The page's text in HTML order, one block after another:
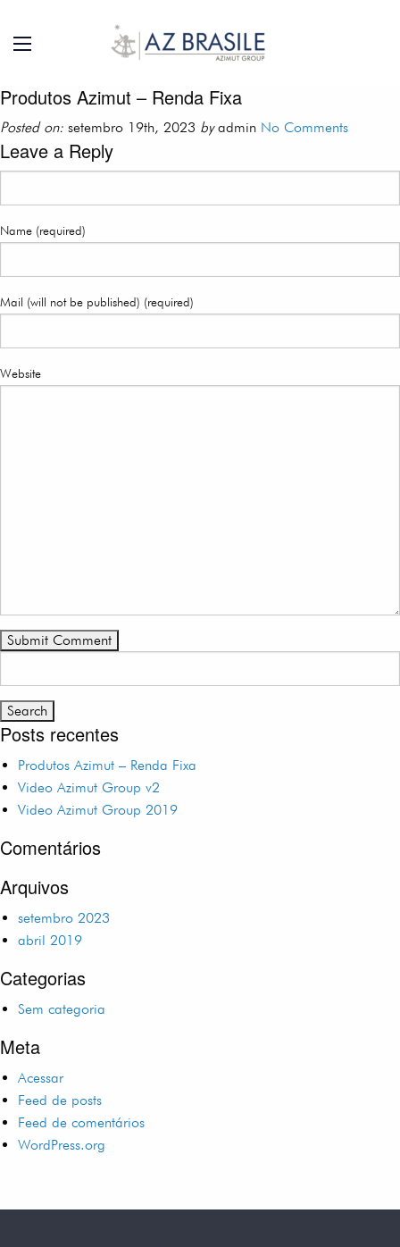
Produtos Azimut – Renda Fixa
Posted on: setembro 19th, 2023 byadmin No Comments
Leave a Reply
Name (required)
Mail (will not be published) (required)
Website
for:
Posts recentes
Produtos Azimut – Renda Fixa
Video Azimut Group v2
Video Azimut Group 2019
Comentários
Arquivos
setembro 2023
abril 2019
Categorias
Sem categoria
Meta
Acessar
Feed de posts
Feed de comentários
WordPress.org